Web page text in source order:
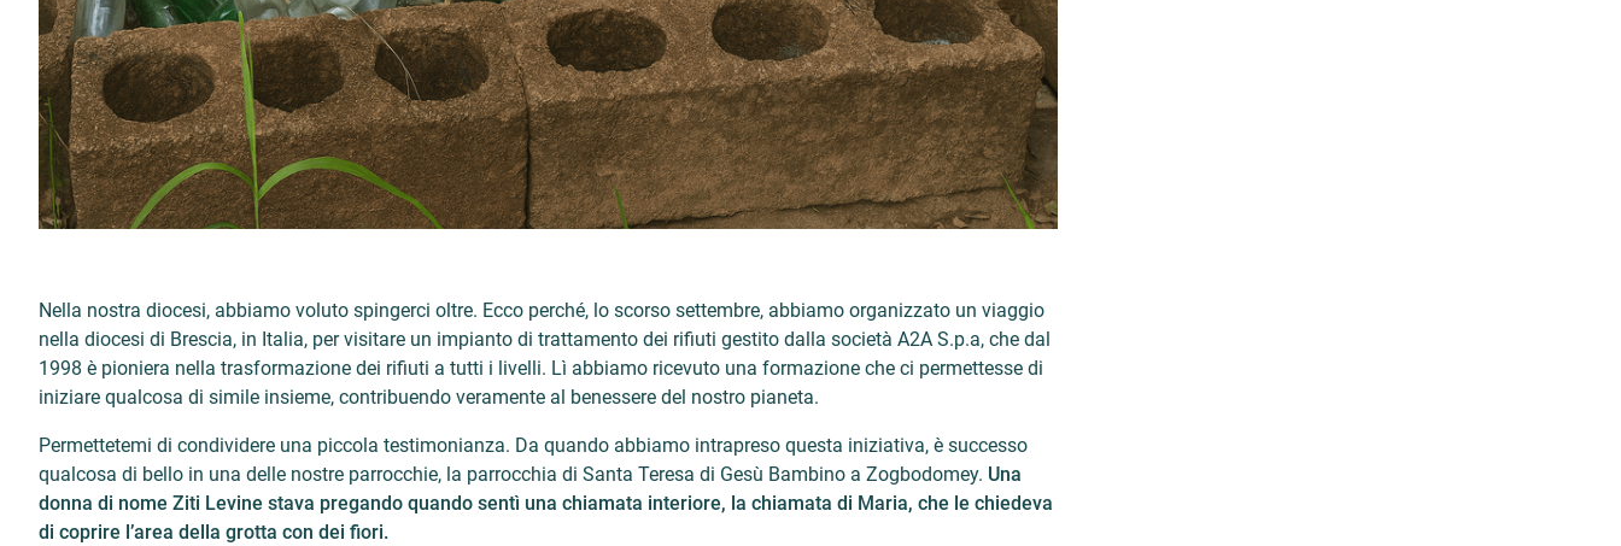
Nella nostra diocesi, abbiamo voluto spingerci oltre. Ecco perché, lo scorso settembre, abbiamo organizzato un viaggio
nella diocesi di Brescia, in Italia, per visitare un impianto di trattamento dei rifiuti gestito dalla società A2A S.p.a, che dal
1998 è pioniera nella trasformazione dei rifiuti a tutti i livelli. Lì abbiamo ricevuto una formazione che ci permettesse di
iniziare qualcosa di simile insieme, contribuendo veramente al benessere del nostro pianeta.
Permettetemi di condividere una piccola testimonianza. Da quando abbiamo intrapreso questa iniziativa, è successo
qualcosa di bello in una delle nostre parrocchie, la parrocchia di Santa Teresa di Gesù Bambino a Zogbodomey. Una
donna di nome Ziti Levine stava pregando quando sentì una chiamata interiore, la chiamata di Maria, che le chiedeva
di coprire l’area della grotta con dei fiori.